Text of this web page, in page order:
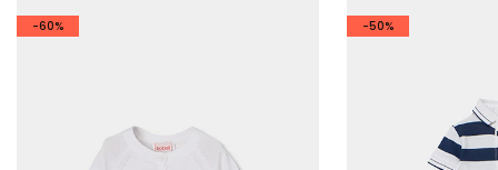
-60% -50%